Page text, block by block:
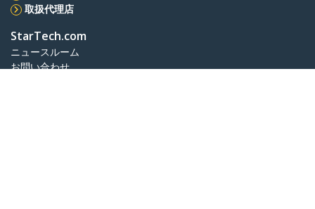
取扱代理店
StarTech.com
ニュースルーム
お問い合わせ